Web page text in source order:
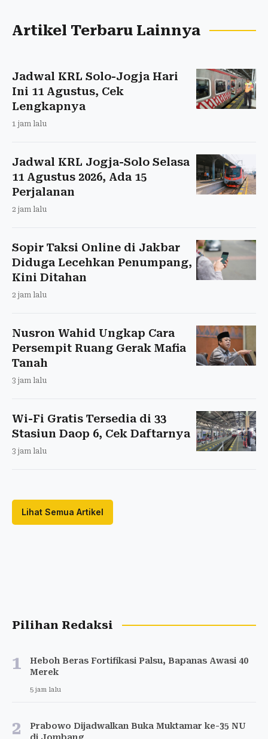
Artikel Terbaru Lainnya
Jadwal KRL Solo-Jogja Hari
Ini 11 Agustus, Cek
Lengkapnya
1 jam lalu
Jadwal KRL Jogja-Solo Selasa
11 Agustus 2026, Ada 15
Perjalanan
2 jam lalu
Sopir Taksi Online di Jakbar
Diduga Lecehkan Penumpang,
Kini Ditahan
2 jam lalu
Nusron Wahid Ungkap Cara
Persempit Ruang Gerak Mafia
Tanah
3 jam lalu
Wi-Fi Gratis Tersedia di 33
Stasiun Daop 6, Cek Daftarnya
3 jam lalu
Lihat Semua Artikel
Pilihan Redaksi
1
Heboh Beras Fortifikasi Palsu, Bapanas Awasi 40
Merek
5 jam lalu
2
Prabowo Dijadwalkan Buka Muktamar ke-35 NU
di Jombang